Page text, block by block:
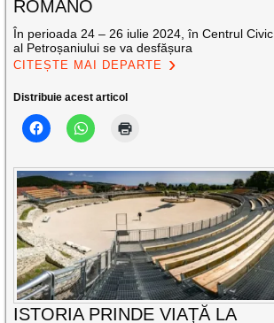
ROMANO
În perioada 24 – 26 iulie 2024, în Centrul Civic
al Petroșaniului se va desfășura
CITEȘTE MAI DEPARTE
Distribuie acest articol
ISTORIA PRINDE VIAȚĂ LA